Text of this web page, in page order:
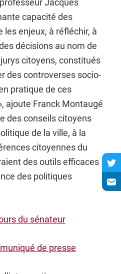
Jacques
capacité des
enjeux, à réfléchir, à
décisions au nom de
citoyens, constitués
des controverses socio-
pratique de ces
ajoute Franck Montaugé
des conseils citoyens
de la ville, à la
citoyennes du
des outils efficaces
des politiques
du sénateur
de presse